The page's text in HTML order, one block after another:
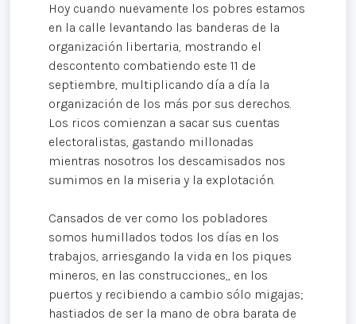
Hoy cuando nuevamente los pobres estamos
en la calle levantando las banderas de la
organización libertaria, mostrando el
descontento combatiendo este 11 de
septiembre, multiplicando día a día la
organización de los más por sus derechos.
Los ricos comienzan a sacar sus cuentas
electoralistas, gastando millonadas
mientras nosotros los descamisados nos
sumimos en la miseria y la explotación.
Cansados de ver como los pobladores
somos humillados todos los días en los
trabajos, arriesgando la vida en los piques
mineros, en las construcciones,, en los
puertos y recibiendo a cambio sólo migajas;
hastiados de ser la mano de obra barata de